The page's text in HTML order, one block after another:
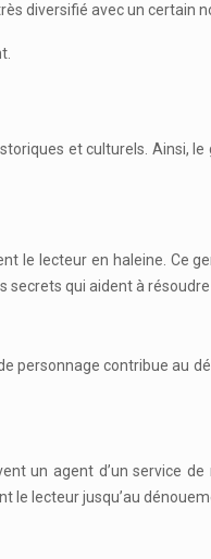
diversifié avec un certain
et culturels. Ainsi,
le lecteur en haleine. Ce
secrets qui aident à
personnage contribue au
un agent d’un service
le lecteur jusqu’au